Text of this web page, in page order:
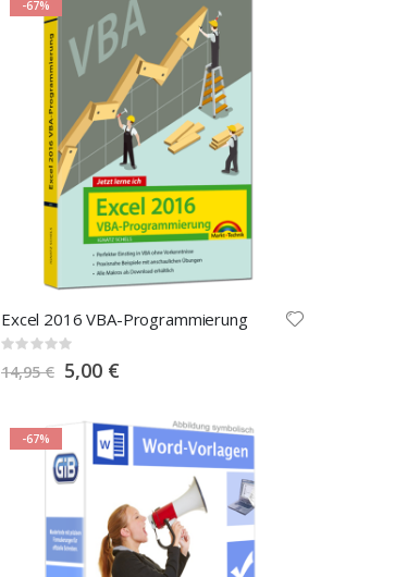
-67%
Excel 2016 VBA-Programmierung
Rating:
0%
14,95 € Special
Price
5,00 €
-67%